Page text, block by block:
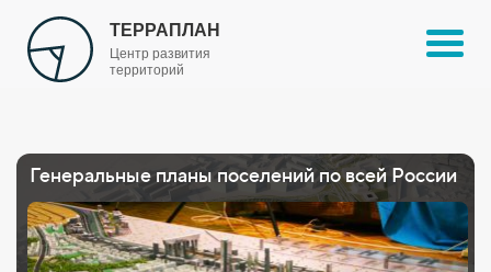
ТЕРРАПЛАН
Центр развития
территорий
Генеральные планы поселений по всей России